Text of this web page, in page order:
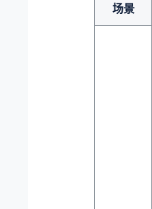
场景